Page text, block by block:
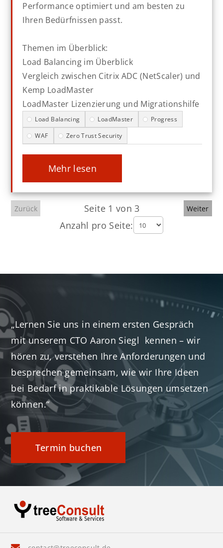
Performance optimiert und am besten zu
Ihren Bedürfnissen passt.
Themen im Überblick:
Load Balancing im Überblick
Vergleich zwischen Citrix ADC (NetScaler) und
Kemp LoadMaster
LoadMaster Lizenzierung und Migrationshilfe
Load Balancing LoadMaster
Progress
WAF
Zero Trust Security
mehr lesen
Anzahl pro Seite:
Zurück Seite 1 von3 Weiter
„Lernen Sie uns in einem ersten Gespräch
mit unserem CTO Aaron Siegl kennen – wir
hören zu, verstehen Ihre Anforderungen und
besprechen gemeinsam, wie wir Ihre Ideen
bei Bedarf in praktikable Lösungen umsetzen
können.“
Termin buchen